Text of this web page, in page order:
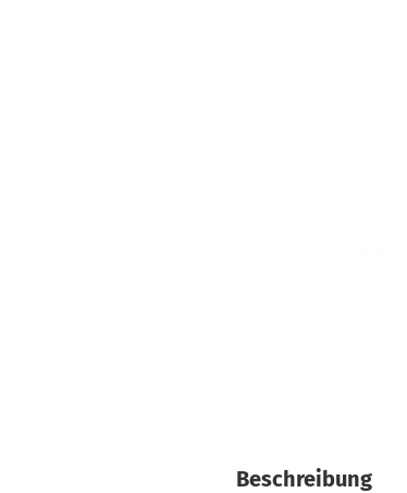
Beschreibung